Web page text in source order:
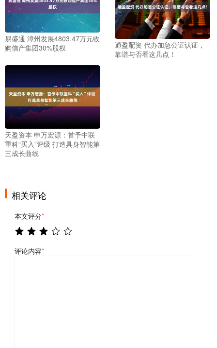
易盛通 漳州发展4803.47万元收
购信产集团30%股权
通盈配资 代办加急公证认证，
靠谱与否看这几点！
天盈资本 申万宏源：首予中联
重科“买入”评级 打造具身智能第
三成长曲线
相关评论
本文评分*
评论内容*